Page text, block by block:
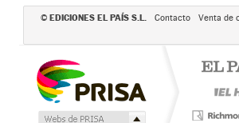
© EDICIONES EL PAÍS S.L. Contacto Venta de